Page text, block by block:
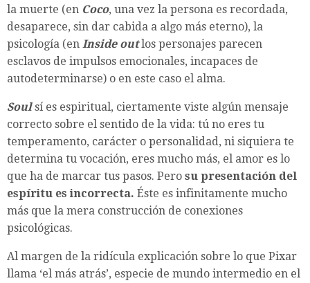
la muerte (en Coco, una vez la persona es recordada,
desaparece, sin dar cabida a algo más eterno), la
psicología (en Inside outlos personajes parecen
esclavos de impulsos emocionales, incapaces de
autodeterminarse) o en este caso el alma.
Soulsí es espiritual, ciertamente viste algún mensaje
correcto sobre el sentido de la vida: tú no eres tu
temperamento, carácter o personalidad, ni siquiera te
determina tu vocación, eres mucho más, el amor es lo
que ha de marcar tus pasos. Pero su presentación del
espíritu es incorrecta. Éste es infinitamente mucho
más que la mera construcción de conexiones
psicológicas.
Al margen de la ridícula explicación sobre lo que Pixar
llama ‘el más atrás’, especie de mundo intermedio en el